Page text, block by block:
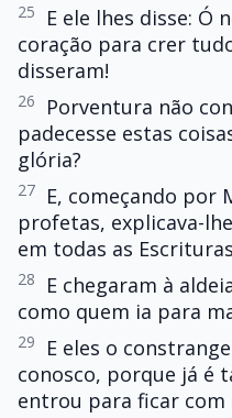
25
E ele lhes disse: Ó
coração para crer
disseram!
26
Porventura não
padecesse estas
glória?
27
E, começando por
profetas, explicava-
em todas as
28
E chegaram à
como quem ia para
29
E eles o
conosco, porque já é
entrou para ficar com